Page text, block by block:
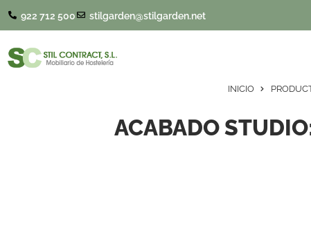
922 712 500 stilgarden@stilgarden.net
INICIO
ACABADO